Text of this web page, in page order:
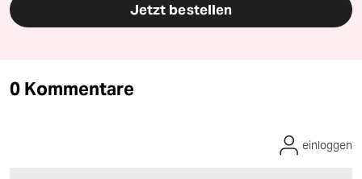
Jetzt bestellen
0 Kommentare
einloggen